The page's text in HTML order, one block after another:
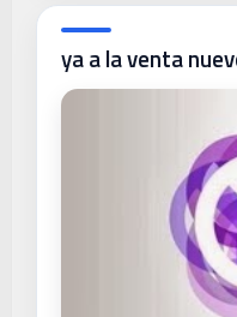
ya a la venta